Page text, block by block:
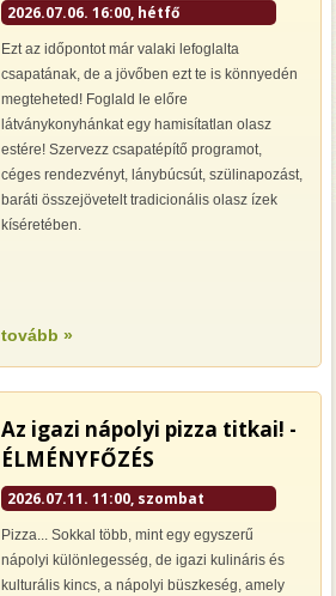
2026.07.06. 16:00, hétfő
Ezt az időpontot már valaki lefoglalta
csapatának, de a jövőben ezt te is könnyedén
megteheted! Foglald le előre
látványkonyhánkat egy hamisítatlan olasz
estére! Szervezz csapatépítő programot,
céges rendezvényt, lánybúcsút, szülinapozást,
baráti összejövetelt tradicionális olasz ízek
kíséretében.
tovább »
Az igazi nápolyi pizza titkai! -
ÉLMÉNYFŐZÉS
2026.07.11. 11:00, szombat
Pizza... Sokkal több, mint egy egyszerű
nápolyi különlegesség, de igazi kulináris és
kulturális kincs, a nápolyi büszkeség, amely